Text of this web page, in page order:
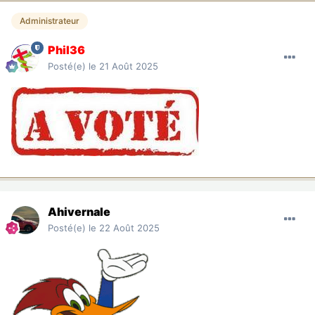
Administrateur
Phil36
Posté(e) le 21 Août 2025
Ahivernale
Posté(e) le 22 Août 2025